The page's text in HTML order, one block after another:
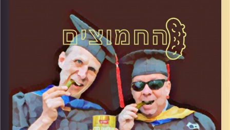
עם פרופסור בועז בן-דוד ופרופסור גלעד
הירשברגר
והפעם: שמאל איחוד מאוחד
קרדיט תמונות:AudioVersity